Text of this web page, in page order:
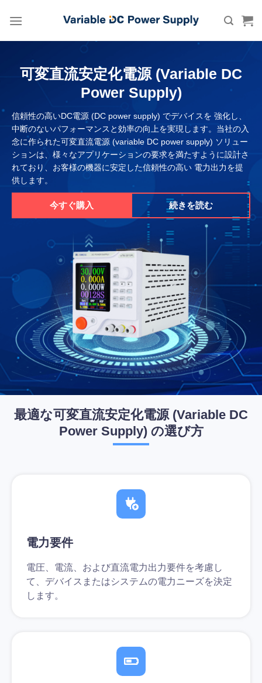
可変直流安定化電源 (Variable DC
Power Supply)
信頼性の高いDC電源 (DC power supply) でデバイスを 強化し、
中断のないパフォーマンスと効率の向上を実現します。当社の入
念に作られた可変直流電源 (variable DC power supply) ソリュー
ションは、様々なアプリケーションの要求を満たすように設計さ
れており、お客様の機器に安定した信頼性の高い 電力出力を提
供します。
今すぐ購入 続きを読む
最適な可変直流安定化電源 (Variable DC
Power Supply) の選び方
電力要件
電圧、電流、および直流電力出力要件を考慮し
て、デバイスまたはシステムの電力ニーズを決定
します。